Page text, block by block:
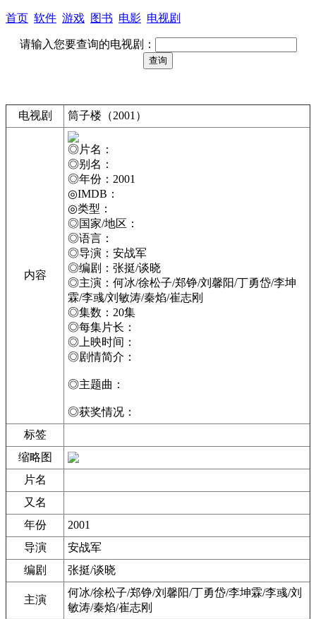
首页 软件 游戏 图书 电影 电视剧
请输入您要查询的电视剧：
电视剧 筒子楼（2001）
内容
◎片名：
◎别名：
◎年份：2001
◎IMDB：
◎类型：
◎国家/地区：
◎语言：
◎导演：安战军
◎编剧：张挺/谈晓
◎主演：何冰/徐松子/郑铮/刘馨阳/丁勇岱/李坤
霖/李彧/刘敏涛/秦焰/崔志刚
◎集数：20集
◎每集片长：
◎上映时间：
◎剧情简介：
◎主题曲：
◎获奖情况：
标签
缩略图
片名
又名
年份
2001
导演
安战军
编剧
张挺/谈晓
主演
何冰/徐松子/郑铮/刘馨阳/丁勇岱/李坤霖/李彧/刘
敏涛/秦焰/崔志刚